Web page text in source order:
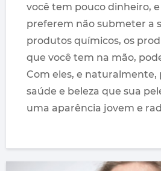
você tem pouco dinheiro,
preferem não submeter a
produtos químicos, os
que você tem na mão,
Com eles, e
saúde e beleza que sua
uma aparência jovem e